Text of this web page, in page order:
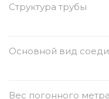
Структура трубы
Основной вид
Вес погонного